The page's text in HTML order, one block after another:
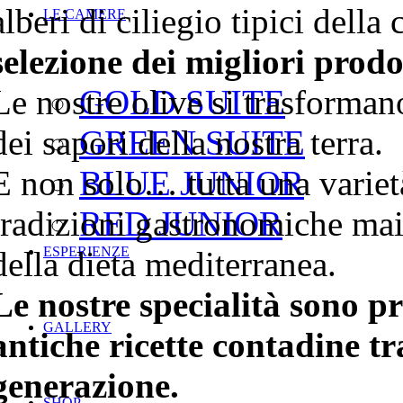
LE CAMERE
GOLD SUITE
GREEN SUITE
BLUE JUNIOR
RED JUNIOR
ESPERIENZE
GALLERY
di ciliegio tipici della
dei migliori
nostre olive si
sapori della nostra terra.
non solo… tutta una
gastronomiche
dieta mediterranea.
nostre specialità sono
ricette contadine